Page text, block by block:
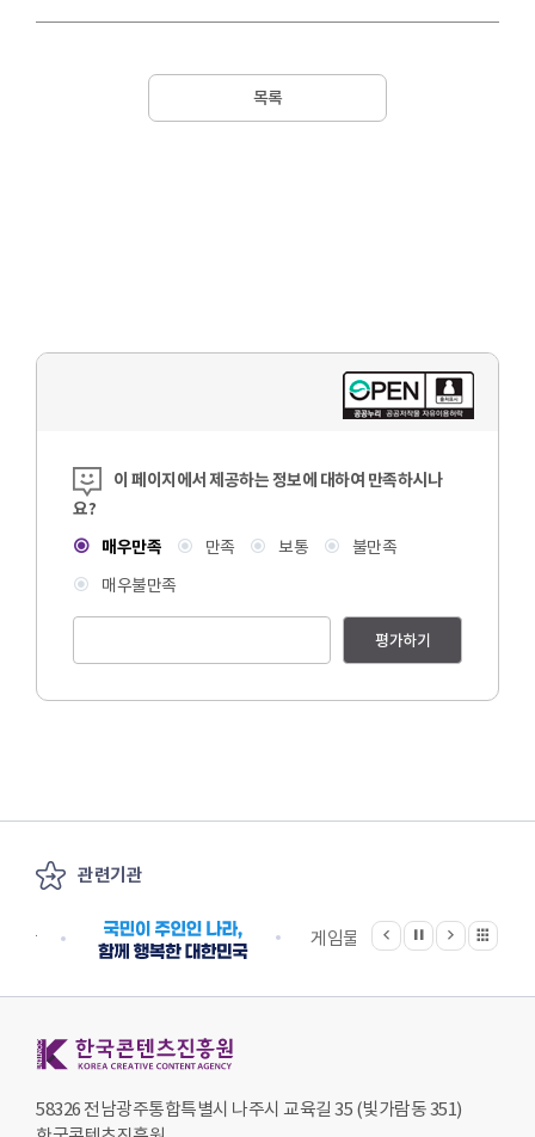
목록
콘텐츠 만족도 조사
이 페이지에서 제공하는 정보에 대하여 만족하시나
요?
매우만족
만족 보통
불만족
매우불만족
평가하기
관련기관
게임물관리위원회
이전
정지
다음 관련기관 전체보기
58326 전남광주통합특별시 나주시 교육길 35 (빛가람동 351)